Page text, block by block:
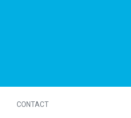
CONTACT